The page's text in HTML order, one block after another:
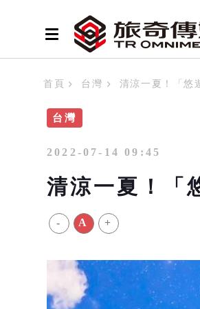
首頁 台灣 清涼一夏！「悠
台灣
2022-07-14 09:45
清涼一夏！「
- A +